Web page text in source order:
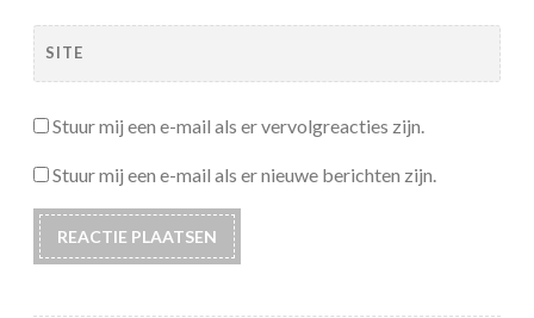
SITE
Stuur mij een e-mail als er vervolgreacties zijn.
Stuur mij een e-mail als er nieuwe berichten zijn.